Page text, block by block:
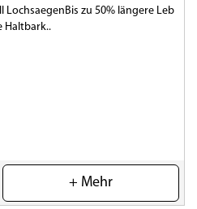
zu 50% längere Leb
Haltbark..
(0)
+ Mehr